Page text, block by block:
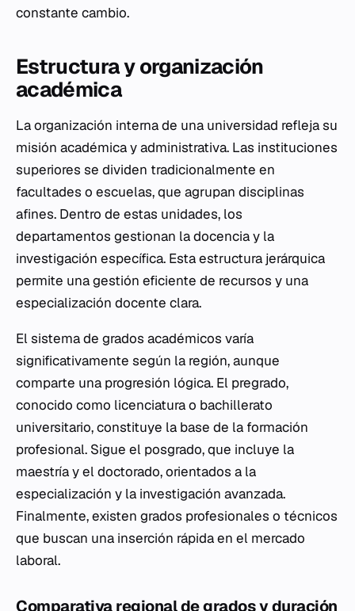
constante cambio.
Estructura y organización
académica
La organización interna de una universidad refleja su
misión académica y administrativa. Las instituciones
superiores se dividen tradicionalmente en
facultades o escuelas, que agrupan disciplinas
afines. Dentro de estas unidades, los
departamentos gestionan la docencia y la
investigación específica. Esta estructura jerárquica
permite una gestión eficiente de recursos y una
especialización docente clara.
El sistema de grados académicos varía
significativamente según la región, aunque
comparte una progresión lógica. El pregrado,
conocido como licenciatura o bachillerato
universitario, constituye la base de la formación
profesional. Sigue el posgrado, que incluye la
maestría y el doctorado, orientados a la
especialización y la investigación avanzada.
Finalmente, existen grados profesionales o técnicos
que buscan una inserción rápida en el mercado
laboral.
Comparativa regional de grados y duración